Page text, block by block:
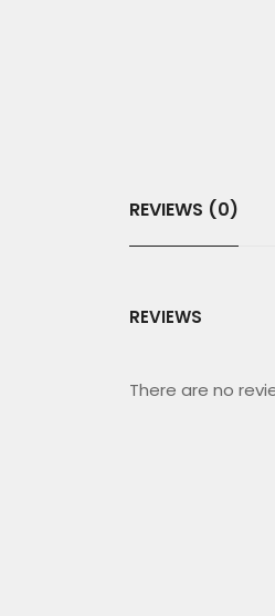
REVIEWS (0)
REVIEWS
There are no